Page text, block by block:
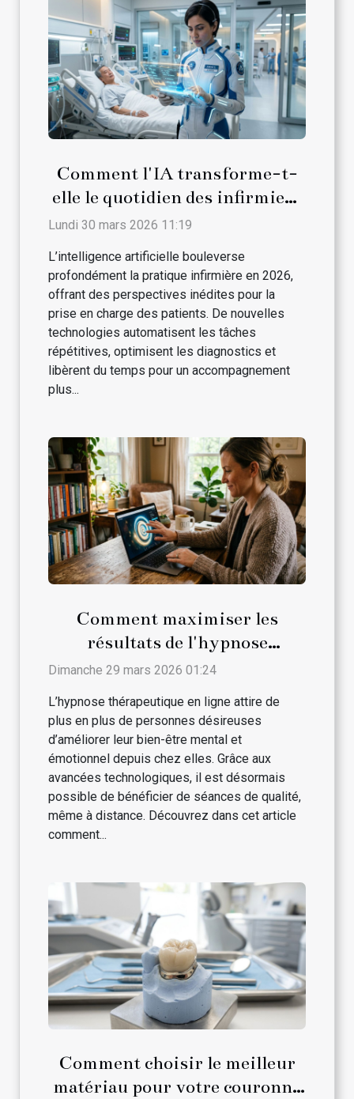
Comment l'IA transforme-t-
elle le quotidien des infirmiers
en 2026 ?
Lundi 30 mars 2026 11:19
L’intelligence artificielle bouleverse
profondément la pratique infirmière en 2026,
offrant des perspectives inédites pour la
prise en charge des patients. De nouvelles
technologies automatisent les tâches
répétitives, optimisent les diagnostics et
libèrent du temps pour un accompagnement
plus...
Comment maximiser les
résultats de l'hypnose
thérapeutique en ligne ?
Dimanche 29 mars 2026 01:24
L’hypnose thérapeutique en ligne attire de
plus en plus de personnes désireuses
d’améliorer leur bien-être mental et
émotionnel depuis chez elles. Grâce aux
avancées technologiques, il est désormais
possible de bénéficier de séances de qualité,
même à distance. Découvrez dans cet article
comment...
Comment choisir le meilleur
matériau pour votre couronne